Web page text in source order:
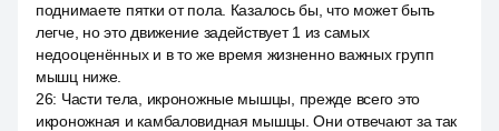
поднимаете пятки от пола. Казалось бы, что может быть
легче, но это движение задействует 1 из самых
недооценённых и в то же время жизненно важных групп
мышц ниже.
26: Части тела, икроножные мышцы, прежде всего это
икроножная и камбаловидная мышцы. Они отвечают за так